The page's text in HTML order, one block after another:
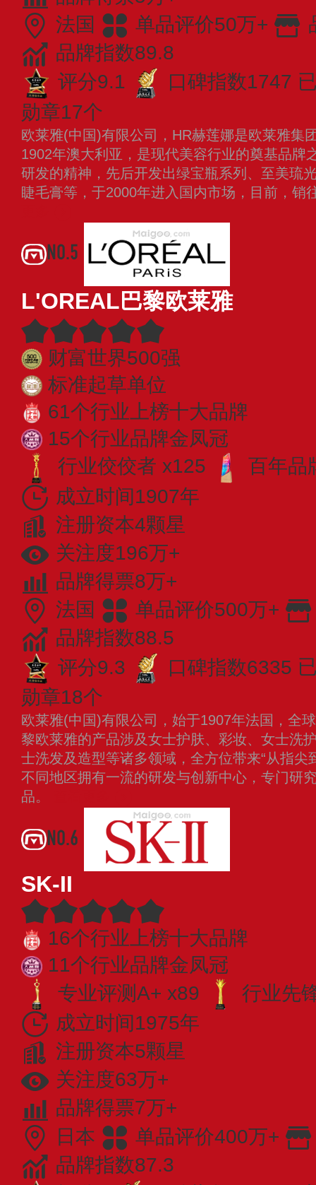
法国
单品评价50万+
品牌指数89.8
评分9.1
口碑指数1747
勋章17个
欧莱雅(中国)有限公司，HR赫莲娜是欧莱雅集
1902年澳大利亚，是现代美容行业的奠基品牌
研发的精神，先后开发出绿宝瓶系列、至美琉
睫毛膏等，于2000年进入国内市场，目前，
NO.5
L'OREAL巴黎欧莱雅
财富世界500强
标准起草单位
61个行业上榜十大品牌
15个行业品牌金凤冠
行业佼佼者 x125
百年品
成立时间1907年
注册资本4颗星
关注度196万+
品牌得票8万+
法国
单品评价500万+
品牌指数88.5
评分9.3
口碑指数6335
勋章18个
欧莱雅(中国)有限公司，始于1907年法国，全
黎欧莱雅的产品涉及女士护肤、彩妆、女士洗
士洗发及造型等诸多领域，全方位带来“从指尖
不同地区拥有一流的研发与创新中心，专门研
品。
NO.6
SK-II
16个行业上榜十大品牌
11个行业品牌金凤冠
专业评测A+ x89
行业先
成立时间1975年
注册资本5颗星
关注度63万+
品牌得票7万+
日本
单品评价400万+
品牌指数87.3